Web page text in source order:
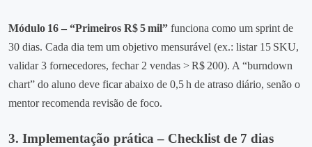
Módulo 16 – “Primeiros R$ 5 mil” funciona como um sprint de
30 dias. Cada dia tem um objetivo mensurável (ex.: listar 15 SKU,
validar 3 fornecedores, fechar 2 vendas > R$ 200). A “burndown
chart” do aluno deve ficar abaixo de 0,5 h de atraso diário, senão o
mentor recomenda revisão de foco.
3. Implementação prática – Checklist de 7 dias